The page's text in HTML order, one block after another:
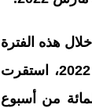
هذه الفترة
إجراء أي عملية مناقصة في سوق الصرف، مضيفا أنه بتاريخ 04 مارس 2022، استقرت
الرسمية عند 337,3 مليار درهم، بارتفاع نسبته 1,2 بالمائة من أسبوع